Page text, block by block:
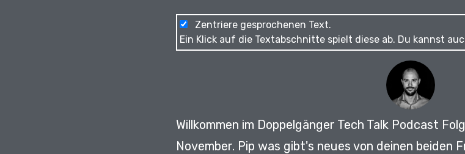
Zentriere gesprochenen Text.
Ein Klick auf die Textabschnitte spielt diese ab. Du kannst
Willkommen im Doppelgänger Tech Talk Podcast
November. Pip was gibt's neues von deinen beiden